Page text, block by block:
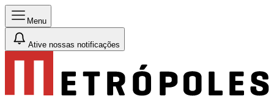
Menu
Ative nossas notificações